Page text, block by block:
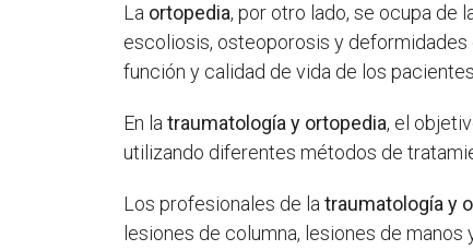
La ortopedia, por otro lado, se ocupa de
escoliosis, osteoporosis y
función y calidad de vida de los
En latraumatología y ortopedia, el
utilizando diferentes métodos de
Los profesionales de latraumatología y
lesiones de columna, lesiones de